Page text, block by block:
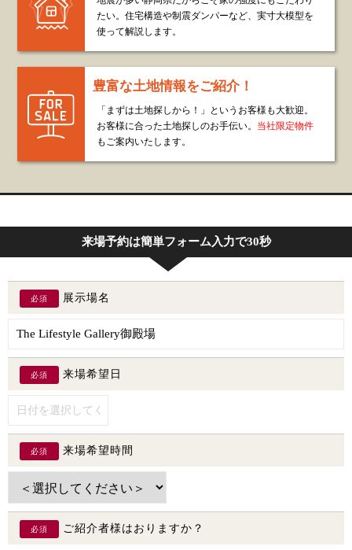
たい。住宅構造や制震ダンパーなど、実寸大模型を
使って解説します。
豊富な土地情報をご紹介！
「まずは土地探しから！」というお客様も大歓迎。
お客様に合った土地探しのお手伝い。 当社限定物件
もご案内いたします。
来場予約は簡単フォーム入力で30秒
必須 展示場名
必須 来場希望日
必須 来場希望時間
必須 ご紹介者様はおりますか？